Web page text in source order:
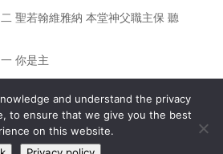
聖若翰維雅納 本堂神父職主保 聽
你是主
父 Fr. Denis Kong, SDB All Rights
and understand the privacy
to ensure that we give you the best
on this website.